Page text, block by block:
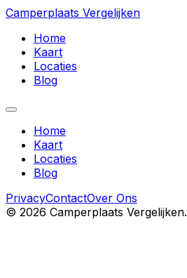
Camperplaats Vergelijken
Home
Kaart
Locaties
Blog
Home
Kaart
Locaties
Blog
PrivacyContactOver Ons
© 2026 Camperplaats Vergelijken.